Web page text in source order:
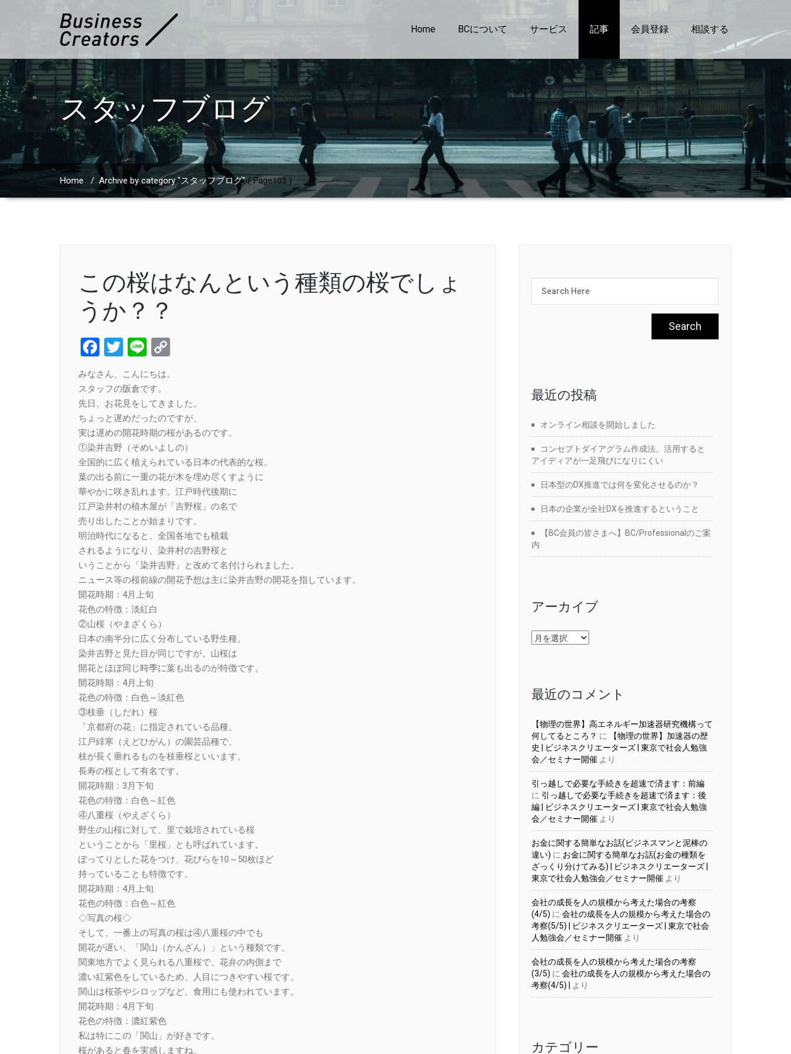
Home BCについて サービス 記事 会員登録 相談する
スタッフブログ
Home / Archive by category "スタッフブログ" ( Page103 )
この桜はなんという種類の桜でしょ
うか？？
Facebook
Twitter
Line
みなさん、こんにちは。
スタッフの阪倉です。
先日、お花見をしてきました。
ちょっと遅めだったのですが、
実は遅めの開花時期の桜があるのです。
①染井吉野（そめいよしの）
全国的に広く植えられている日本の代表的な桜。
葉の出る前に一重の花が木を埋め尽くすように
華やかに咲き乱れます。江戸時代後期に
江戸染井村の植木屋が「吉野桜」の名で
売り出したことが始まりです。
明治時代になると、全国各地でも植栽
されるようになり、染井村の吉野桜と
いうことから「染井吉野」と改めて名付けられました。
ニュース等の桜前線の開花予想は主に染井吉野の開花を指しています。
開花時期：4月上旬
花色の特徴：淡紅白
②山桜（やまざくら）
日本の南半分に広く分布している野生種。
染井吉野と見た目が同じですが、山桜は
開花とほぼ同じ時季に葉も出るのが特徴です。
開花時期：4月上旬
花色の特徴：白色～淡紅色
③枝垂（しだれ）桜
「京都府の花」に指定されている品種。
江戸緋寒（えどひがん）の園芸品種で、
枝が長く垂れるものを枝垂桜といいます。
長寿の桜として有名です。
開花時期：3月下旬
花色の特徴：白色～紅色
④八重桜（やえざくら）
野生の山桜に対して、里で栽培されている桜
ということから「里桜」とも呼ばれています。
ぽってりとした花をつけ、花びらを10～50枚ほど
持っていることも特徴です。
開花時期：4月上旬
花色の特徴：白色～紅色
◇写真の桜◇
そして、一番上の写真の桜は④八重桜の中でも
開花が遅い、「関山（かんざん）」という種類です。
関東地方でよく見られる八重桜で、花弁の内側まで
濃い紅紫色をしているため、人目につきやすい桜です。
関山は桜茶やシロップなど、食用にも使われています。
開花時期：4月下旬
花色の特徴：濃紅紫色
私は特にこの「関山」が好きです。
桜があると春を実感しますね。
最近の投稿
オンライン相談を開始しました
コンセプトダイアグラム作成法。活用すると
アイディアが一足飛びになりにくい
日本型のDX推進では何を変化させるのか？
日本の企業が全社DXを推進するということ
【BC会員の皆さまへ】BC/Professionalのご案
内
アーカイブ
ア
ー
最近のコメント
【物理の世界】高エネルギー加速器研究機構って
何してるところ？ に
【物理の世界】加速器の歴
史 | ビジネスクリエーターズ | 東京で社会人勉強
会／セミナー開催 より
引っ越しで必要な手続きを超速で済ます：前編
に 引っ越しで必要な手続きを超速で済ます：後
編 | ビジネスクリエーターズ | 東京で社会人勉強
会／セミナー開催 より
お金に関する簡単なお話(ビジネスマンと泥棒の
違い) に お金に関する簡単なお話(お金の種類を
ざっくり分けてみる) | ビジネスクリエーターズ |
東京で社会人勉強会／セミナー開催 より
会社の成長を人の規模から考えた場合の考察
(4/5) に 会社の成長を人の規模から考えた場合の
考察(5/5) | ビジネスクリエーターズ | 東京で社会
人勉強会／セミナー開催 より
会社の成長を人の規模から考えた場合の考察
(3/5) に 会社の成長を人の規模から考えた場合の
考察(4/5) |
より
カテゴリー